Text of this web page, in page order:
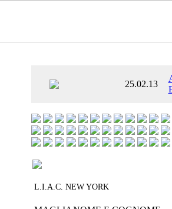
25.02.13
L.I.A.C. NEW YORK